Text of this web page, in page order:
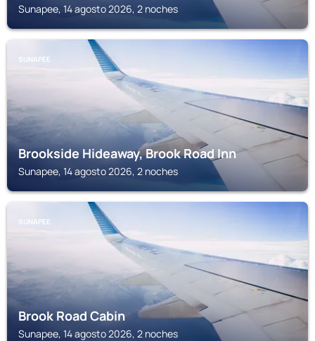
Sunapee, 14 agosto 2026, 2 noches
SUNAPEE
Brookside Hideaway, Brook Road Inn
Sunapee, 14 agosto 2026, 2 noches
SUNAPEE
Brook Road Cabin
Sunapee, 14 agosto 2026, 2 noches